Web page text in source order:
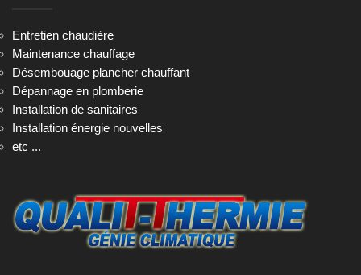
Entretien chaudière
Maintenance chauffage
Désembouage plancher chauffant
Dépannage en plomberie
Installation de sanitaires
Installation énergie nouvelles
etc ...